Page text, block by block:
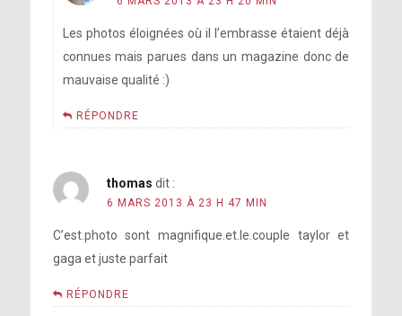
Les photos éloignées où il l’embrasse étaient déjà
connues mais parues dans un magazine donc de
mauvaise qualité :)
RÉPONDRE
thomas dit :
6 MARS 2013 À 23 H 47 MIN
C’est.photo sont magnifique.et.le.couple taylor et
gaga et juste parfait
RÉPONDRE